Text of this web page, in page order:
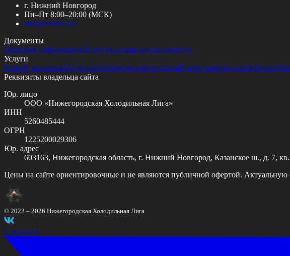
г. Нижний Новгород
Пн–Пт 8:00–20:00 (МСК)
info@nizhhol.ru
Документы
Правовая информацияПолитика конфиденциальности
Услуги
Ремонт чиллеровТО чиллеровЗамена компрессораРемонт компрессоров
Реквизиты владельца сайта
Юр. лицо
ООО «Нижегородская Холодильная Лига»
ИНН
5260485444
ОГРН
1225200029306
Юр. адрес
603163, Нижегородская область, г. Нижний Новгород, Казанское ш., д. 7,
Цены на сайте ориентировочные и не являются публичной офертой. Актуальную
© 2022 – 2026 Нижегородская Холодильная Лига
Сделано в